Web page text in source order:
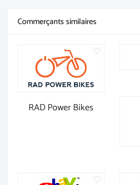
Commerçants similaires
RAD Power Bikes